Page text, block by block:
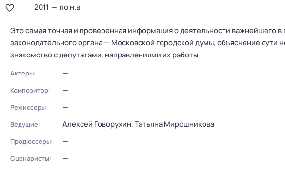
2011 — по н.в.
Это самая точная и проверенная информация о деятельности важнейшего в
законодательного органа — Московской городской думы, объяснение сути
знакомство с депутатами, направлениями их работы
Актеры: —
Композитор: —
Режиссеры: —
Ведущие: Алексей Говорухин,Татьяна Мирошникова
Продюссеры: —
Сценаристы: —